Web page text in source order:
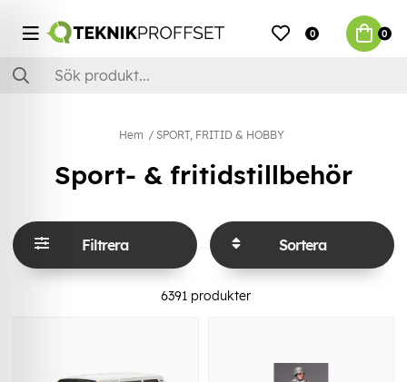
0 0
Hem SPORT, FRITID & HOBBY
Sport- & fritidstillbehör
Filtrera Sortera
6391produkter